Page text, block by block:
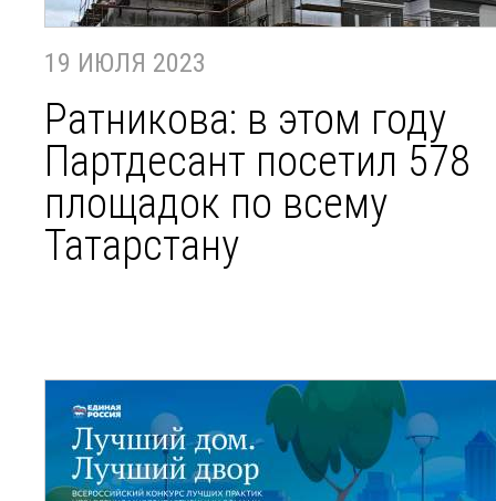
19 ИЮЛЯ 2023
Ратникова: в этом году
Партдесант посетил 578
площадок по всему
Татарстану